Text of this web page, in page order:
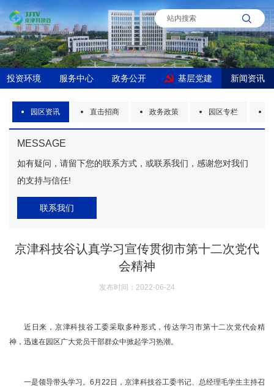
投资环境 服务中心 政务公开 基层党建 新闻资讯
园区资讯 直击招商 政务政策 园区专栏
MESSAGE
如有疑问，请留下您的联系方式，或联系我们，感谢您对我们
的支持与信任!
联系我们
京津科技谷认真学习宣传贯彻市第十二次党代
会精神
发布时间：2022-06-24
近日来，京津科技谷工委采取多种形式，传达学习市第十二次党代会精
神，迅速在园区广大党员干部群众中掀起学习热潮。
一是领导带头学习。6月22日，京津科技谷工委书记、总经理毛学生主持召